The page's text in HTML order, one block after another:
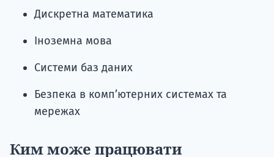
Дискретна математика
Іноземна мова
Системи баз даних
Безпека в комп’ютерних системах та
мережах
Ким може працювати